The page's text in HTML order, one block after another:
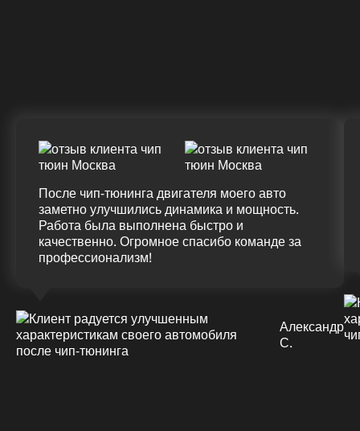
После чип-тюнинга двигателя моего авто
заметно улучшились динамика и мощность.
Работа была выполнена быстро и
качественно. Огромное спасибо команде за
профессионализм!
Александр
С.